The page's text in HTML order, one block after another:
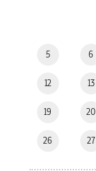
5 6
12 13
19 20
26 27